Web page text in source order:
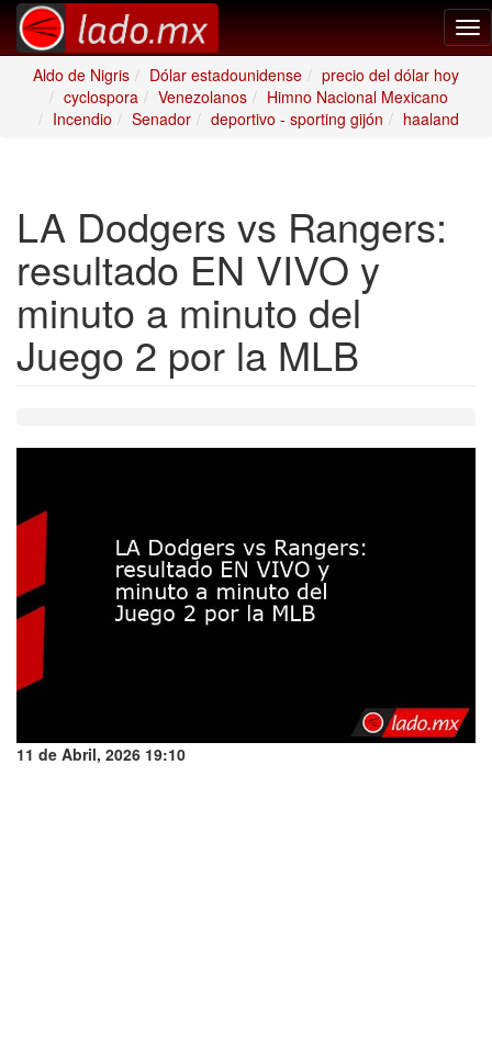
Aldo de Nigris
Dólar estadounidense
precio del dólar hoy
cyclospora
Venezolanos
Himno Nacional Mexicano
Incendio
Senador deportivo - sporting gijón haaland
LA Dodgers vs Rangers:
resultado EN VIVO y
minuto a minuto del
Juego 2 por la MLB
11 de Abril, 2026 19:10